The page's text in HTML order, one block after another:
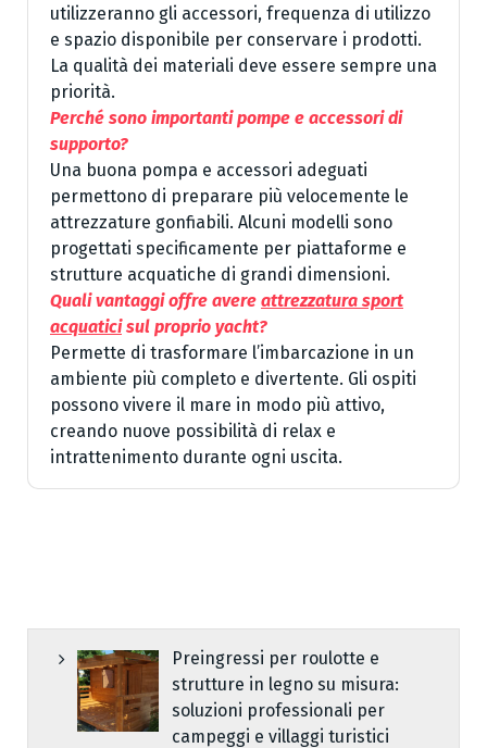
utilizzeranno gli accessori, frequenza di utilizzo
e spazio disponibile per conservare i prodotti.
La qualità dei materiali deve essere sempre una
priorità.
Perché sono importanti pompe e accessori di
supporto?
Una buona pompa e accessori adeguati
permettono di preparare più velocemente le
attrezzature gonfiabili. Alcuni modelli sono
progettati specificamente per piattaforme e
strutture acquatiche di grandi dimensioni.
Quali vantaggi offre avere attrezzatura sport
acquaticisul proprio yacht?
Permette di trasformare l’imbarcazione in un
ambiente più completo e divertente. Gli ospiti
possono vivere il mare in modo più attivo,
creando nuove possibilità di relax e
intrattenimento durante ogni uscita.
Preingressi per roulotte e
strutture in legno su misura:
soluzioni professionali per
campeggi e villaggi turistici